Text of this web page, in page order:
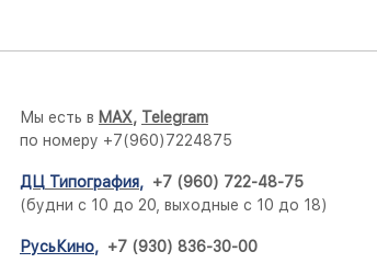
Мы есть в MAX, Telegram
по номеру +7(960)7224875
ДЦ Типография, +7 (960) 722-48-75
(будни с 10 до 20, выходные с 10 до 18)
РусьКино, +7 (930) 836-30-00